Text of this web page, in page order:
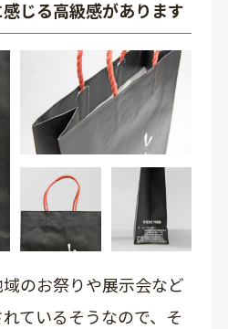
じる高級感があります
のお祭りや展示会など
ているそうなので、そ